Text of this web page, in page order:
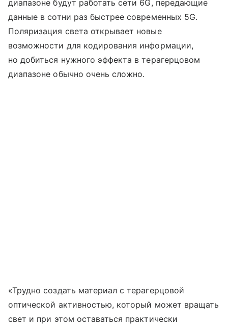
диапазоне будут работать сети 6G, передающие
данные в сотни раз быстрее современных 5G.
Поляризация света открывает новые
возможности для кодирования информации,
но добиться нужного эффекта в терагерцовом
диапазоне обычно очень сложно.
«Трудно создать материал с терагерцовой
оптической активностью, который может вращать
свет и при этом оставаться практически